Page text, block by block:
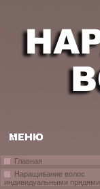
Главная
Наращивание волос
индивидуальными прядями